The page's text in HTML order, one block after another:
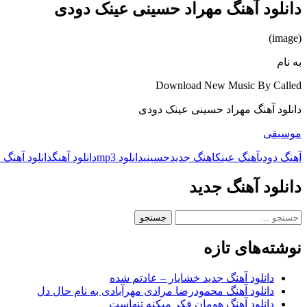
دانلود آهنگ مهراد حسینی عینک دودی
(image)
به نام
Download New Music By Called
دانلود آهنگ مهراد حسینی عینک دودی
موسیقی
آهنگ دودیآهنگ عینکاهنگ جدیدحسینیدانلود mp3 دانلود آهنگدانلود آهنگ
دانلود آهنگ جدید
جستجو
نوشته‌های تازه
دانلود آهنگ جدید خشایار – عادتم شده
دانلود آهنگ محمودرضا مرادی مهرآبادی به نام حال دل
دانلود آهنگ هومان فکر میکنه تنهاست